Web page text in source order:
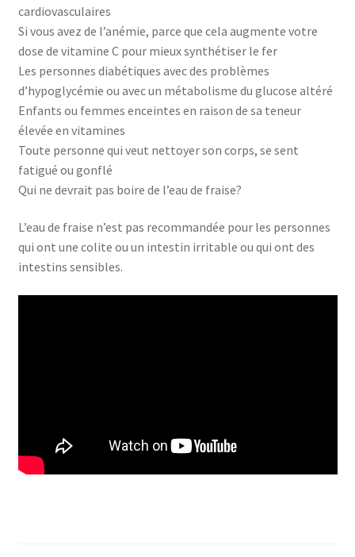
cardiovasculaires
Si vous avez de l’anémie, parce que cela augmente votre
dose de vitamine C pour mieux synthétiser le fer
Les personnes diabétiques avec des problèmes
d’hypoglycémie ou avec un métabolisme du glucose altéré
Enfants ou femmes enceintes en raison de sa teneur
élevée en vitamines
Toute personne qui veut nettoyer son corps, se sent
fatigué ou gonflé
Qui ne devrait pas boire de l’eau de fraise?
L’eau de fraise n’est pas recommandée pour les personnes
qui ont une colite ou un intestin irritable ou qui ont des
intestins sensibles.